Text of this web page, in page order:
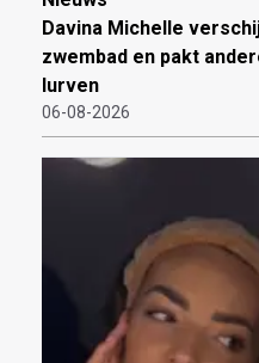
Davina Michelle
zwembad en pakt
lurven
06-08-2026